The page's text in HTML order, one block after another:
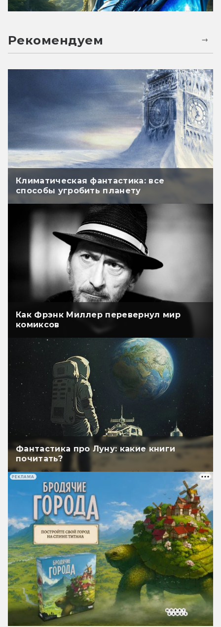
Рекомендуем
Климатическая фантастика: все
способы угробить планету
Как Фрэнк Миллер перевернул мир
комиксов
Фантастика про Луну: какие книги
почитать?
РЕКЛАМА